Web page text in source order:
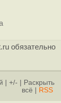
обязательно
+/-
Раскрыть
всё
RSS